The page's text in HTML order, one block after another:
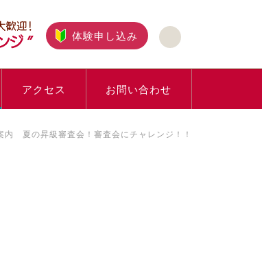
体験申し込み
アクセス お問い合わせ
内 夏の昇級審査会！審査会にチャレンジ！！